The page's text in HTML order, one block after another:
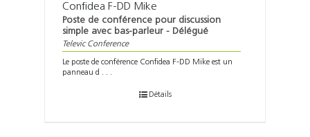
Confidea F-DD Mike
Poste de conférence pour discussion
simple avec bas-parleur - Délégué
Televic Conference
Le poste de conférence Confidea F-DD Mike est un
panneau d . . .
Détails